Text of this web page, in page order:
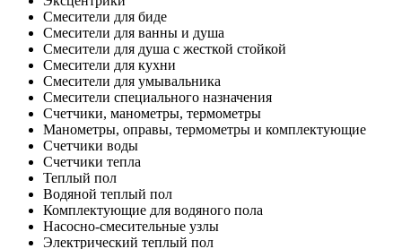
Смесители для биде
Смесители для ванны и душа
Смесители для душа с жесткой стойкой
Смесители для кухни
Смесители для умывальника
Смесители специального назначения
Счетчики, манометры, термометры
Манометры, оправы, термометры и комплектующие
Счетчики воды
Счетчики тепла
Теплый пол
Водяной теплый пол
Комплектующие для водяного пола
Насосно-смесительные узлы
Электрический теплый пол